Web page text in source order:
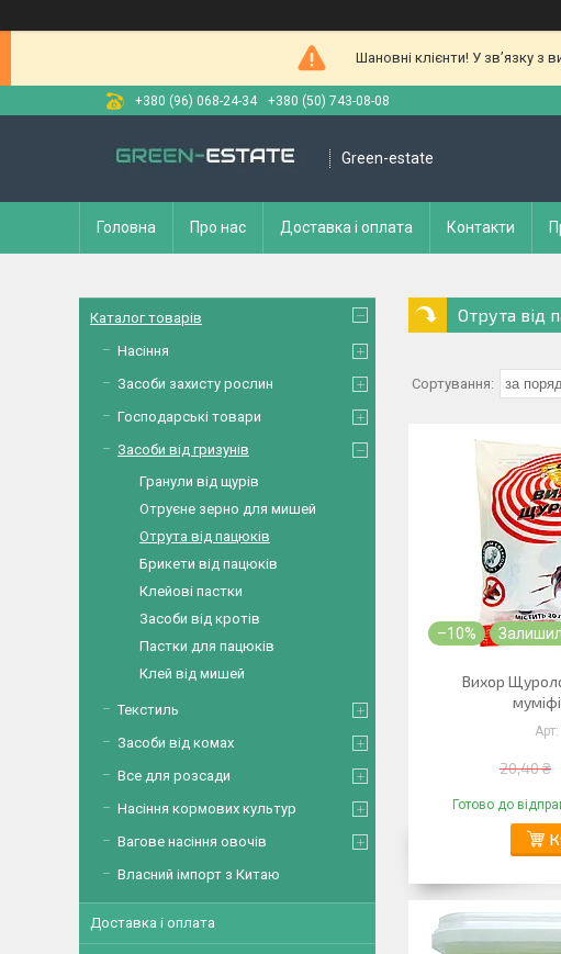
Шановні клієнти! У зв’язку
+380 (96) 068-24-34 +380 (50) 743-08-08
Green-estate
Головна Про нас Доставка і оплата Контакти
Отрута від
–10%
Вихор
20,40 ₴
Готово до
Каталог товарів
Насіння
Засоби захисту рослин
Господарські товари
Засоби від гризунів
Гранули від щурів
Отруєне зерно для мишей
Отрута від пацюків
Брикети від пацюків
Клейові пастки
Засоби від кротів
Пастки для пацюків
Клей від мишей
Текстиль
Засоби від комах
Все для розсади
Насіння кормових культур
Вагове насіння овочів
Власний імпорт з Китаю
Доставка і оплата